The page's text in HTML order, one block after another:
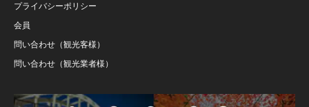
プライバシーポリシー
会員
問い合わせ（観光客様）
問い合わせ（観光業者様）